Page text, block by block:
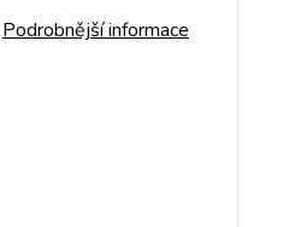
Podrobnější informace